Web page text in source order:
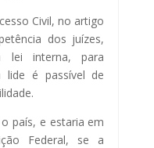
Civil, no artigo
dos juízes,
lei interna, para
é passível de
país, e estaria em
Federal, se a